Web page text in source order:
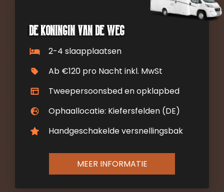
De koningin van de weg
2-4 slaapplaatsen
Ab €120 pro Nacht inkl. MwSt
Tweepersoonsbed en opklapbed
Ophaallocatie: Kiefersfelden (DE)
Handgeschakelde versnellingsbak
MEER INFORMATIE